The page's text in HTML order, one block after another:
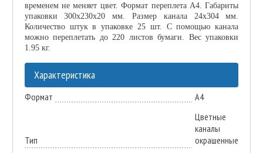
временем не меняет цвет. Формат переплета А4. Габариты
упаковки 300х230х20 мм. Размер канала 24х304 мм.
Количество штук в упаковке 25 шт. С помощью канала
можно переплетать до 220 листов бумаги. Вес упаковки
1.95 кг.
Характеристика
Формат А4
Тип
Цветные
каналы
окрашенные